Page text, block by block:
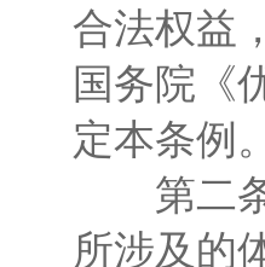
合法权益
国务院《
定本条例。
第二条
所涉及的